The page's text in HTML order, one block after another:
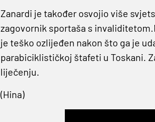
Zanardi je također osvojio više
zagovornik sportaša s
je teško ozlijeđen nakon što ga je
parabiciklističkoj štafeti u Toskani.
liječenju.
(Hina)